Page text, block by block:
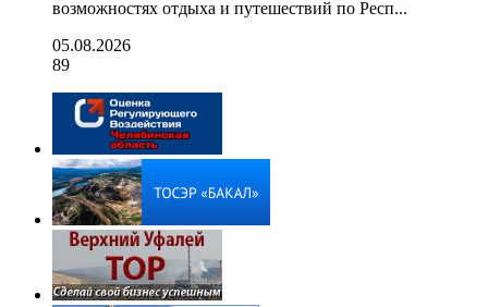
возможностях отдыха и путешествий по Респ...
05.08.2026
89